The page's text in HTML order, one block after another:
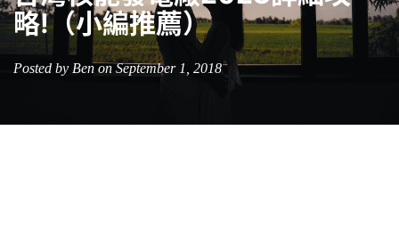
略!（小編推薦）
Posted by Ben on September 1, 2018